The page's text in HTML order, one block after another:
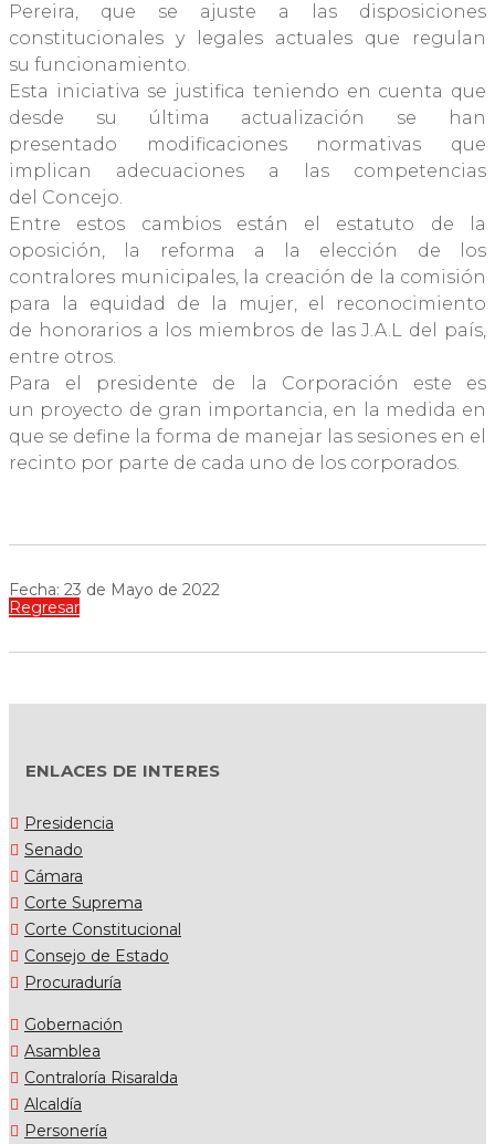
Pereira, que se ajuste a las disposiciones
constitucionales y legales actuales que regulan
su funcionamiento.
Esta iniciativa se justifica teniendo en cuenta que
desde su última actualización se han
presentado modificaciones normativas que
implican adecuaciones a las competencias
del Concejo.
Entre estos cambios están el estatuto de la
oposición, la reforma a la elección de los
contralores municipales, la creación de la comisión
para la equidad de la mujer, el reconocimiento
de honorarios a los miembros de las J.A.L del país,
entre otros.
Para el presidente de la Corporación este es
un proyecto de gran importancia, en la medida en
que se define la forma de manejar las sesiones en el
recinto por parte de cada uno de los corporados.
Fecha: 23 de Mayo de 2022
Regresar
ENLACES DE INTERES
Presidencia
Senado
Cámara
Corte Suprema
Corte Constitucional
Consejo de Estado
Procuraduría
Gobernación
Asamblea
Contraloría Risaralda
Alcaldía
Personería